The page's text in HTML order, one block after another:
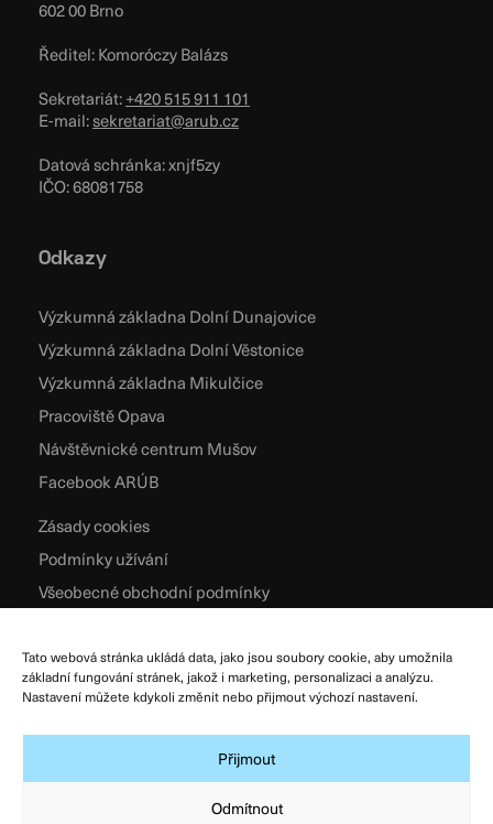
Tato webová stránka ukládá data, jako jsou soubory cookie, aby umožnila
základní fungování stránek, jakož i marketing, personalizaci a analýzu.
Nastavení můžete kdykoli změnit nebo přijmout výchozí nastavení.
Přijmout
Odmítnout
602 00 Brno
Ředitel: Komoróczy Balázs
Sekretariát:+420 515 911 101
E-mail:sekretariat@arub.cz
Datová schránka: xnjf5zy
IČO: 68081758
Odkazy
Výzkumná základna Dolní Dunajovice
Výzkumná základna Dolní Věstonice
Výzkumná základna Mikulčice
Pracoviště Opava
Návštěvnické centrum Mušov
Facebook ARÚB
Zásady cookies
Podmínky užívání
Všeobecné obchodní podmínky